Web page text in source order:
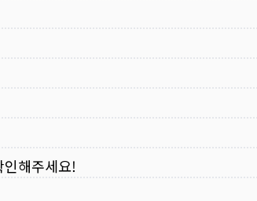
해주세요!